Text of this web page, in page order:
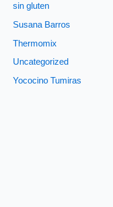
sin gluten
Susana Barros
Thermomix
Uncategorized
Yococino Tumiras